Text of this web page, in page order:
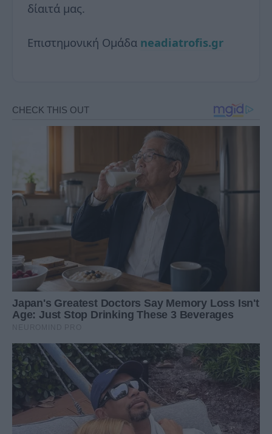
δίαιτά μας.
Επιστημονική Ομάδα neadiatrofis.gr